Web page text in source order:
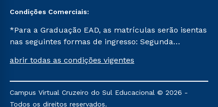
Condições Comerciais:
*Para a Graduação EAD, as matrículas serão isentas
nas seguintes formas de ingresso: Segunda
Já para as demais, a taxa de matrícula será de R$
mencionadas são referentes aos cursos: Ensino
Religioso, Geografia para a Docência e Metodologia
abrir todas as condições vigentes
Campus Virtual Cruzeiro do Sul Educacional © 2026 -
Todos os direitos reservados.